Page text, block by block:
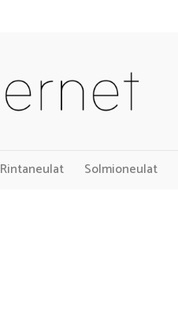
Rintaneulat Solmioneulat